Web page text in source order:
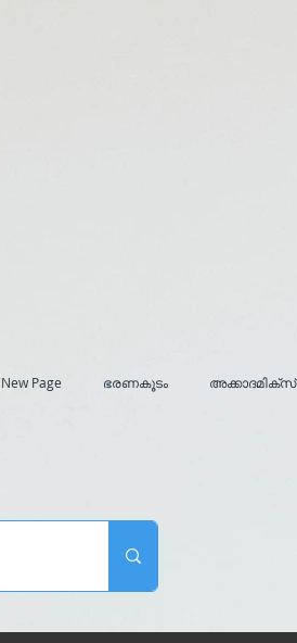
New Page ഭരണകൂടം അക്കാദമിക്സ്